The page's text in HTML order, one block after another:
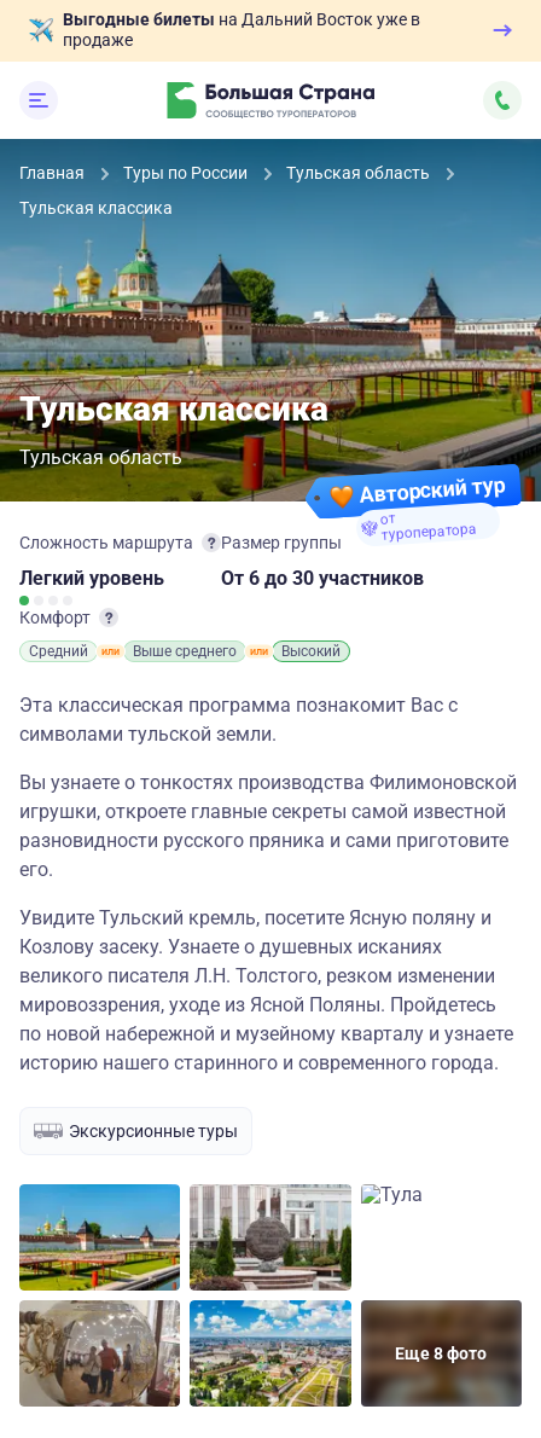
Выгодные билеты на Дальний Восток уже в
продаже
Главная Туры по России
Тульская область
Тульская классика
Авторский тур
от
туроператора
Тульская классика
Тульская область
Сложность маршрута
Легкий уровень
Комфорт
Средний Выше среднего Высокий
Размер группы
От 6 до 30 участников
Эта классическая программа познакомит Вас с
символами тульской земли.
Вы узнаете о тонкостях производства Филимоновской
игрушки, откроете главные секреты самой известной
разновидности русского пряника и сами приготовите
его.
Увидите Тульский кремль, посетите Ясную поляну и
Козлову засеку. Узнаете о душевных исканиях
великого писателя Л.Н. Толстого, резком изменении
мировоззрения, уходе из Ясной Поляны. Пройдетесь
по новой набережной и музейному кварталу и узнаете
историю нашего старинного и современного города.
Экскурсионные туры
Еще 8 фото